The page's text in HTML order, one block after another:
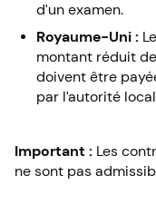
d’un examen.
Royaume-Uni :
montant réduit
doivent être
par l’autorité
Important : Les
ne sont pas